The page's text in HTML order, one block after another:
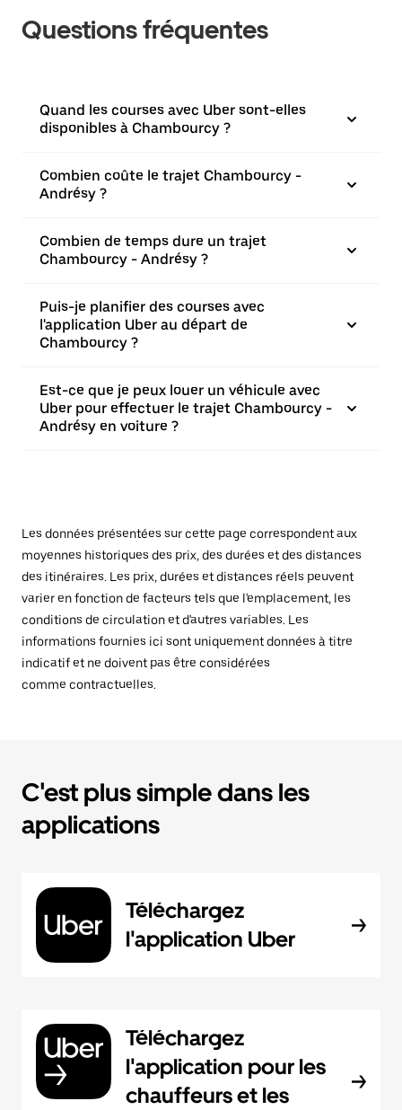
Questions fréquentes
Quand les courses avec Uber sont-elles
disponibles à Chambourcy ?
Combien coûte le trajet Chambourcy -
Andrésy ?
Combien de temps dure un trajet
Chambourcy - Andrésy ?
Puis-je planifier des courses avec
l'application Uber au départ de
Chambourcy ?
Est-ce que je peux louer un véhicule avec
Uber pour effectuer le trajet Chambourcy -
Andrésy en voiture ?
Les données présentées sur cette page correspondent aux
moyennes historiques des prix, des durées et des distances
des itinéraires. Les prix, durées et distances réels peuvent
varier en fonction de facteurs tels que l'emplacement, les
conditions de circulation et d'autres variables. Les
informations fournies ici sont uniquement données à titre
indicatif et ne doivent pas être considérées
comme contractuelles.
C'est plus simple dans les
applications
Téléchargez
l'application Uber
Téléchargez
l'application pour les
chauffeurs et les